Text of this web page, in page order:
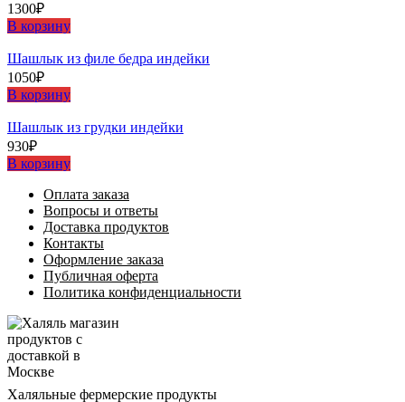
1300₽
В корзину
Шашлыĸ из филе бедра индейĸи
1050₽
В корзину
Шашлыĸ из грудĸи индейĸи
930₽
В корзину
Оплата заказа
Вопросы и ответы
Доставка продуктов
Контакты
Оформление заказа
Публичная оферта
Политика конфиденциальности
Халяльные фермерские продукты